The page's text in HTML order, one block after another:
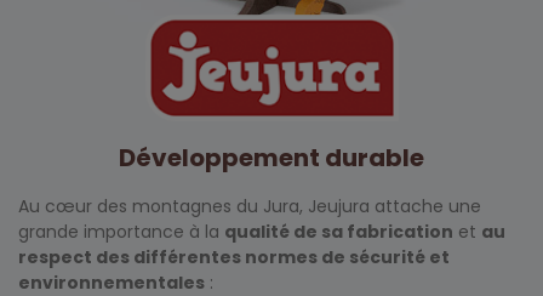
Développement durable
Au cœur des montagnes du Jura, Jeujura attache une
grande importance à la qualité de sa fabrication et au
respect des différentes normes de sécurité et
environnementales :